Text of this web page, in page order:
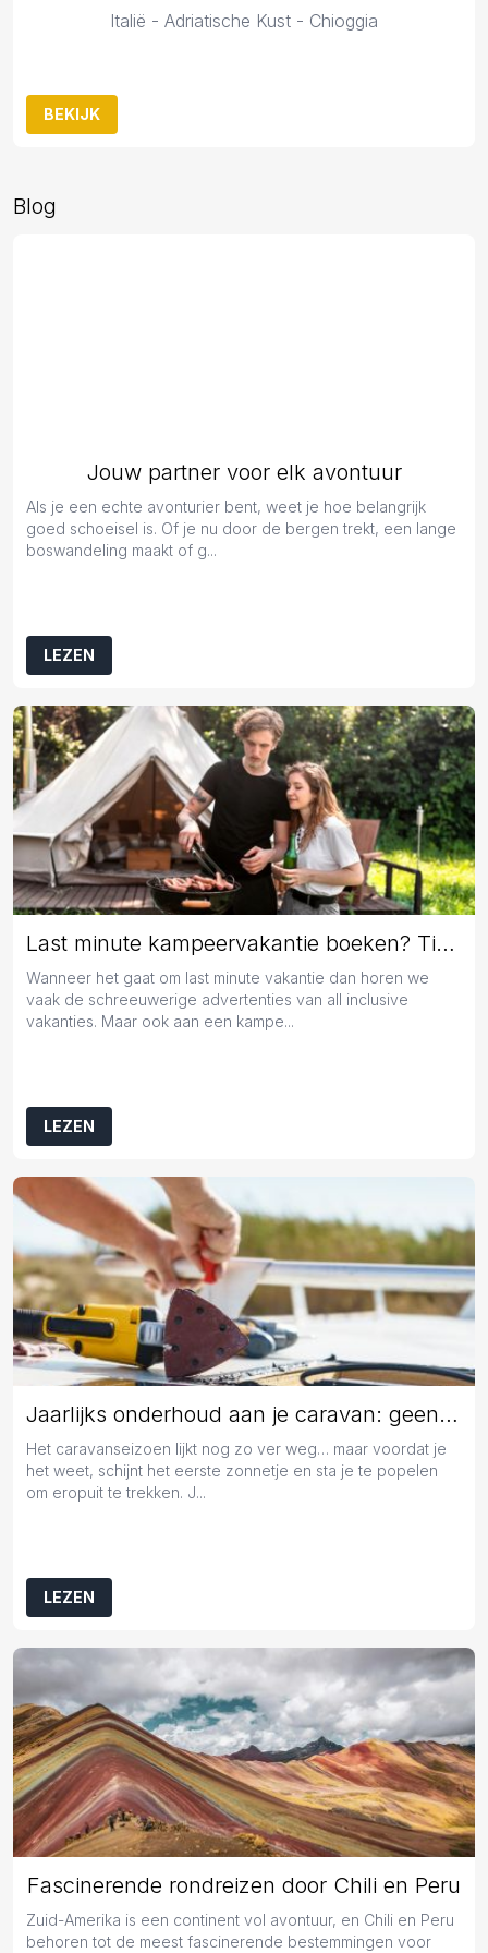
Italië - Adriatische Kust - Chioggia
BEKIJK
Blog
Jouw partner voor elk avontuur
Als je een echte avonturier bent, weet je hoe belangrijk
goed schoeisel is. Of je nu door de bergen trekt, een lange
boswandeling maakt of g...
LEZEN
Last minute kampeervakantie boeken? Tips en tricks!
Wanneer het gaat om last minute vakantie dan horen we
vaak de schreeuwerige advertenties van all inclusive
vakanties. Maar ook aan een kampe...
LEZEN
Jaarlijks onderhoud aan je caravan: geen overbodige luxe
Het caravanseizoen lijkt nog zo ver weg… maar voordat je
het weet, schijnt het eerste zonnetje en sta je te popelen
om eropuit te trekken. J...
LEZEN
Fascinerende rondreizen door Chili en Peru
Zuid-Amerika is een continent vol avontuur, en Chili en Peru
behoren tot de meest fascinerende bestemmingen voor